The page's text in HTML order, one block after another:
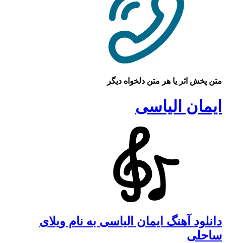
متن پخش اثر یا هر متن دلخواه دیگر
ایمان الیاسی
دانلود آهنگ ایمان الیاسی به نام ویلای
ساحلی